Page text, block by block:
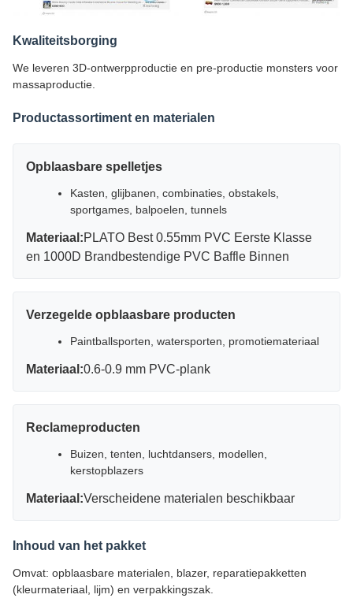
Kwaliteitsborging
We leveren 3D-ontwerpproductie en pre-productie monsters voor
massaproductie.
Productassortiment en materialen
Opblaasbare spelletjes
Kasten, glijbanen, combinaties, obstakels,
sportgames, balpoelen, tunnels
Materiaal:PLATO Best 0.55mm PVC Eerste Klasse
en 1000D Brandbestendige PVC Baffle Binnen
Verzegelde opblaasbare producten
Paintballsporten, watersporten, promotiemateriaal
Materiaal:0.6-0.9 mm PVC-plank
Reclameproducten
Buizen, tenten, luchtdansers, modellen,
kerstopblazers
Materiaal:Verscheidene materialen beschikbaar
Inhoud van het pakket
Omvat: opblaasbare materialen, blazer, reparatiepakketten
(kleurmateriaal, lijm) en verpakkingszak.